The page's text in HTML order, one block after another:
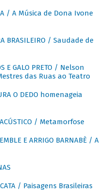
/ A Música de Dona Ivone
BRASILEIRO / Saudade de
E GALO PRETO / Nelson
das Ruas ao Teatro
O DEDO homenageia
/ Metamorfose
E ARRIGO BARNABÈ / A
/ Paisagens Brasileiras